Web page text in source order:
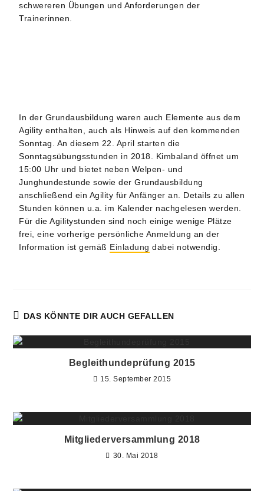
schwereren Übungen und Anforderungen der
Trainerinnen.
In der Grundausbildung waren auch Elemente aus dem
Agility enthalten, auch als Hinweis auf den kommenden
Sonntag. An diesem 22. April starten die
Sonntagsübungsstunden in 2018. Kimbaland öffnet um
15:00 Uhr und bietet neben Welpen- und
Junghundestunde sowie der Grundausbildung
anschließend ein Agility für Anfänger an. Details zu allen
Stunden können u.a. im Kalender nachgelesen werden.
Für die Agilitystunden sind noch einige wenige Plätze
frei, eine vorherige persönliche Anmeldung an der
Information ist gemäß Einladung dabei notwendig.
DAS KÖNNTE DIR AUCH GEFALLEN
Begleithundeprüfung 2015
15. September 2015
Mitgliederversammlung 2018
30. Mai 2018